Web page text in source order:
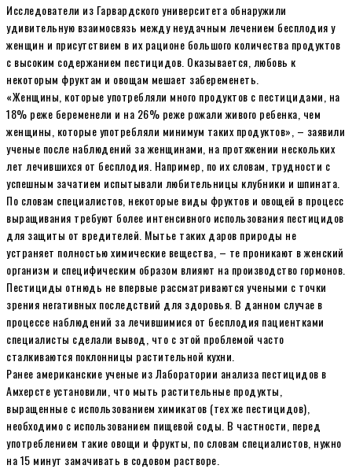
Исследователи из Гарвардского университета обнаружили
удивительную взаимосвязь между неудачным лечением бесплодия у
женщин и присутствием в их рационе большого количества продуктов
с высоким содержанием пестицидов. Оказывается, любовь к
некоторым фруктам и овощам мешает забеременеть.
«Женщины, которые употребляли много продуктов с пестицидами, на
18% реже беременели и на 26% реже рожали живого ребенка, чем
женщины, которые употребляли минимум таких продуктов», – заявили
ученые после наблюдений за женщинами, на протяжении нескольких
лет лечившихся от бесплодия. Например, по их словам, трудности с
успешным зачатием испытывали любительницы клубники и шпината.
По словам специалистов, некоторые виды фруктов и овощей в процесс
выращивания требуют более интенсивного использования пестицидов
для защиты от вредителей. Мытье таких даров природы не
устраняет полностью химические вещества, – те проникают в женский
организм и специфическим образом влияют на производство гормонов.
Пестициды отнюдь не впервые рассматриваются учеными с точки
зрения негативных последствий для здоровья. В данном случае в
процессе наблюдений за лечившимися от бесплодия пациентками
специалисты сделали вывод, что с этой проблемой часто
сталкиваются поклонницы растительной кухни.
Ранее американские ученые из Лаборатории анализа пестицидов в
Амхерсте установили, что мыть растительные продукты,
выращенные с использованием химикатов (тех же пестицидов),
необходимо с использованием пищевой соды. В частности, перед
употреблением такие овощи и фрукты, по словам специалистов, нужно
на 15 минут замачивать в содовом растворе.